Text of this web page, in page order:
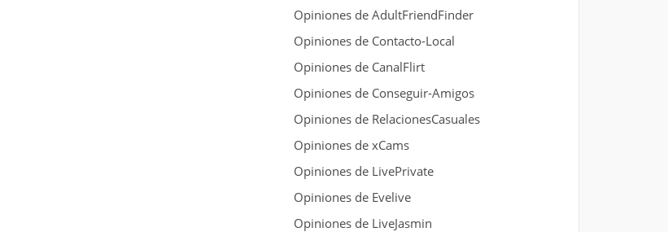
Opiniones de AdultFriendFinder
Opiniones de Contacto-Local
Opiniones de CanalFlirt
Opiniones de Conseguir-Amigos
Opiniones de RelacionesCasuales
Opiniones de xCams
Opiniones de LivePrivate
Opiniones de Evelive
Opiniones de LiveJasmin